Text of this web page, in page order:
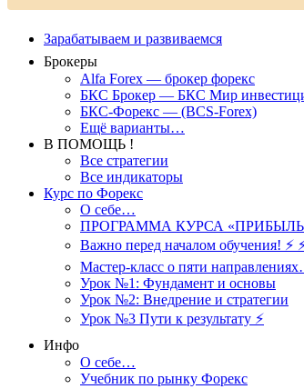
Зарабатываем и развиваемся
Брокеры
Alfa Forex — брокер форекс
БКС Брокер — БКС Мир
БКС-Форекс — (BCS-Forex)
Ещё варианты…
В ПОМОЩЬ !
Все стратегии
Все индикаторы
Курс по Форекс
О себе…
ПРОГРАММА КУРСА «ПРИБЫЛЬ
Важно перед началом обучения! ⚡
Мастер-класс о пяти
Урок №1: Фундамент и основы
Урок №2: Внедрение и стратегии
Урок №3 Пути к результату ⚡️
Инфо
О себе…
Учебник по рынку Форекс